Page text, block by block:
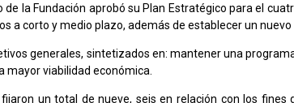
de la Fundación aprobó su Plan Estratégico para el
a corto y medio plazo, además de establecer un nuevo
generales, sintetizados en: mantener una
mayor viabilidad económica.
un total de nueve, seis en relación con los